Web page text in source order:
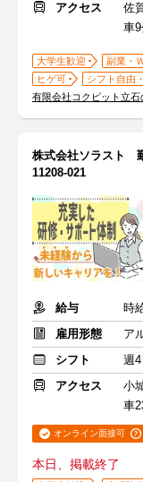
アクセス
佐
車
大学生歓迎 副業・
ヒゲ可
シフト自由
有限会社コクピット立
株式会社ソラスト
11208-021
給与
時
雇用形態
ア
シフト
週
アクセス
小
車
オンライン面接可
本日、掲載終了